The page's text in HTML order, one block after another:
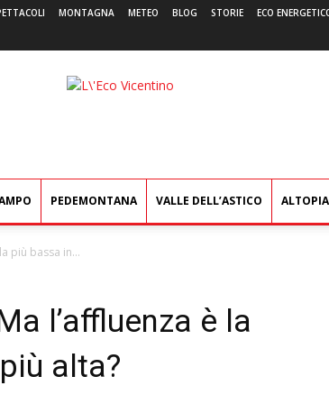
MONTAGNA METEO BLOG STORIE ECO
L'Eco
PEDEMONTANA VALLE DELL’ASTICO
più bassa in...
l’affluenza è la
alta?